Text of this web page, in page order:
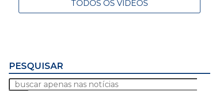
TODOS OS VÍDEOS
PESQUISAR